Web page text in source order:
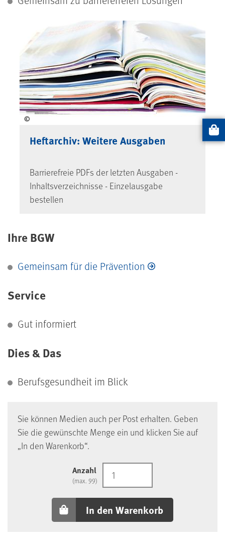
©
Heftarchiv: Weitere Ausgaben
Barrierefreie PDFs der letzten Ausgaben -
Inhaltsverzeichnisse - Einzelausgabe
bestellen
Ihre BGW
Gemeinsam für die Prävention
Service
Gut informiert
Dies & Das
Berufsgesundheit im Blick
Sie können Medien auch per Post erhalten. Geben
Sie die gewünschte Menge ein und klicken Sie auf
„In den Warenkorb“.
Anzahl
(max. 99)
In den Warenkorb
Artikel